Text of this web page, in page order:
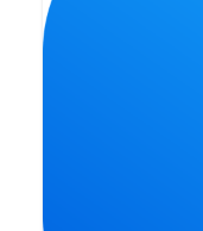
Kościół